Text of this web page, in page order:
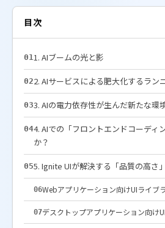
目次
01 1. AIブームの光と影
022. AIサービスによる肥大化するラン
033. AIの電力依存性が生んだ新たな環
044. AIでの「フロントエンドコーディ
か？
055. Ignite UIが解決する「品質の高さ
06Webアプリケーション向けUIライブ
07デスクトップアプリケーション向け